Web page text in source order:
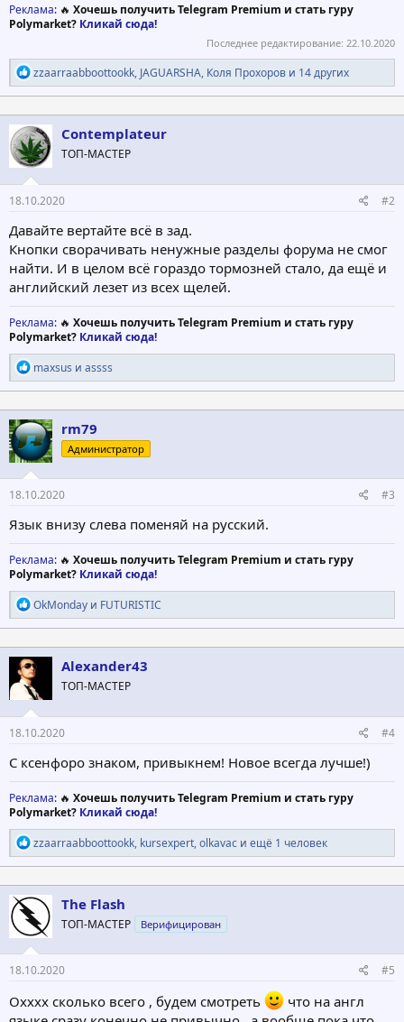
Реклама: 🔥 Хочешь получить Telegram Premium и стать гуру
Polymarket? Кликай сюда!
Последнее редактирование: 22.10.2020
Р
е
а
к
ц
и
и
:
zzaarraabboottookk, JAGUARSHA, Коля Прохоров и 14 других
Contemplateur
ТОП-МАСТЕР
18.10.2020 #2
Давайте вертайте всё в зад.
Кнопки сворачивать ненужные разделы форума не смог
найти. И в целом всё гораздо тормозней стало, да ещё и
английский лезет из всех щелей.
Реклама: 🔥 Хочешь получить Telegram Premium и стать гуру
Polymarket? Кликай сюда!
Р
е
а
к
ц
и
и
:
maxsus и assss
rm79
Администратор
18.10.2020 #3
Язык внизу слева поменяй на русский.
Реклама: 🔥 Хочешь получить Telegram Premium и стать гуру
Polymarket? Кликай сюда!
Р
е
а
к
ц
и
и
:
OkMonday и FUTURISTIC
Alexander43
ТОП-МАСТЕР
18.10.2020 #4
С ксенфоро знаком, привыкнем! Новое всегда лучше!)
Реклама: 🔥 Хочешь получить Telegram Premium и стать гуру
Polymarket? Кликай сюда!
Р
е
а
к
ц
и
и
:
zzaarraabboottookk, kursexpert,olkavac и ещё 1 человек
The Flash
ТОП-МАСТЕР Верифицирован
18.10.2020 #5
Охххх сколько всего , будем смотреть
что на англ